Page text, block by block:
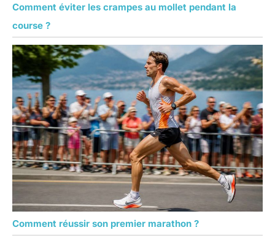
Comment éviter les crampes au mollet pendant la
course ?
Comment réussir son premier marathon ?